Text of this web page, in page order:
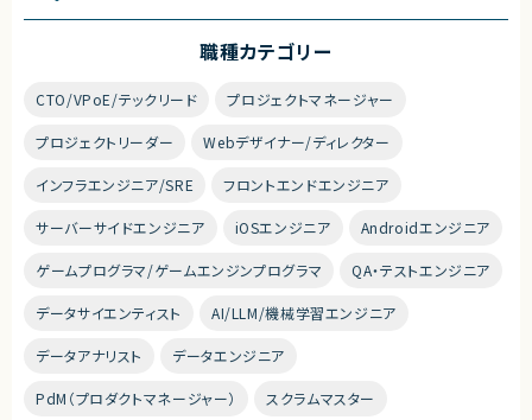
職種カテゴリー
CTO/VPoE/テックリード プロジェクトマネージャー
プロジェクトリーダー Webデザイナー/ディレクター
インフラエンジニア/SRE フロントエンドエンジニア
サーバーサイドエンジニア iOSエンジニア Androidエンジニア
ゲームプログラマ/ゲームエンジンプログラマ QA・テストエンジニア
データサイエンティスト AI/LLM/機械学習エンジニア
データアナリスト データエンジニア
PdM（プロダクトマネージャー） スクラムマスター